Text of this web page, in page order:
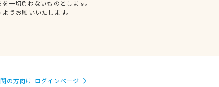
一切負わないものとします。
うお願いいたします。
の方向け ログインページ